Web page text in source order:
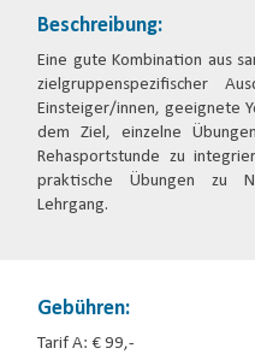
Beschreibung:
Eine gute Kombination aus
zielgruppenspezifischer
Einsteiger/innen, geeignete
dem Ziel, einzelne
Rehasportstunde zu
praktische Übungen zu
Lehrgang.
Gebühren:
Tarif A: € 99,-